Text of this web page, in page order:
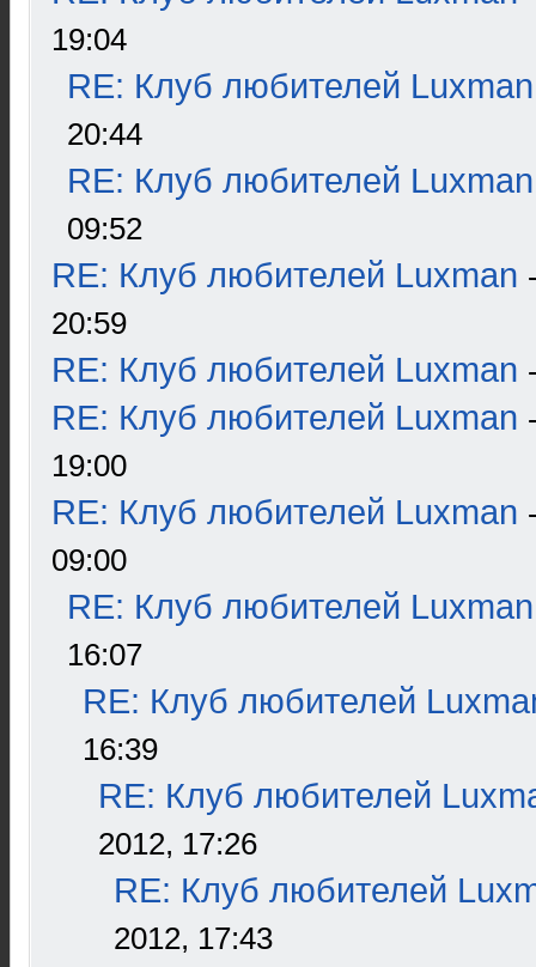
19:04
RE: Клуб любителей Luxman
20:44
RE: Клуб любителей Luxman
09:52
RE: Клуб любителей Luxman
20:59
RE: Клуб любителей Luxman
RE: Клуб любителей Luxman
19:00
RE: Клуб любителей Luxman
09:00
RE: Клуб любителей Luxman
16:07
RE: Клуб любителей
16:39
RE: Клуб любителей
2012, 17:26
RE: Клуб любителей
2012, 17:43